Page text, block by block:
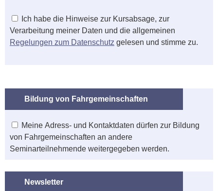
Ich habe die Hinweise zur Kursabsage, zur
Verarbeitung meiner Daten und die allgemeinen
Regelungen zum Datenschutz gelesen und stimme zu.
Bildung von Fahrgemeinschaften
Meine Adress- und Kontaktdaten dürfen zur Bildung
von Fahrgemeinschaften an andere
Seminarteilnehmende weitergegeben werden.
Newsletter